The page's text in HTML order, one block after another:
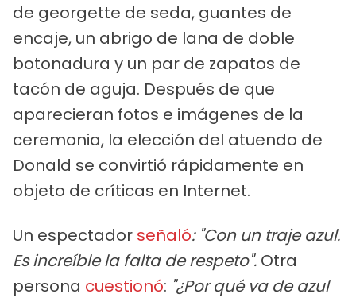
de georgette de seda, guantes de
encaje, un abrigo de lana de doble
botonadura y un par de zapatos de
tacón de aguja. Después de que
aparecieran fotos e imágenes de la
ceremonia, la elección del atuendo de
Donald se convirtió rápidamente en
objeto de críticas en Internet.
Un espectador señaló: "Con un traje azul.
Es increíble la falta de respeto". Otra
persona cuestionó: "¿Por qué va de azul